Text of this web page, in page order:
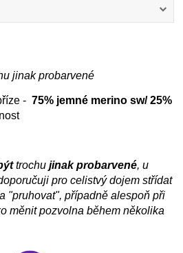
jinak probarvené
-75% jemné merino sw/ 25%
trochujinak probarvené, u
pro celistvý dojem střídat
"pruhovat", případně alespoň při
měnit pozvolna během několika